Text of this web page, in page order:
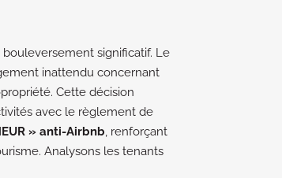
significatif. Le
inattendu concernant
Cette décision
avec le règlement de
» anti-Airbnb, renforçant
Analysons les tenants